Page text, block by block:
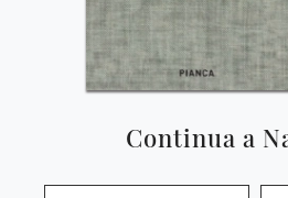
Continua a